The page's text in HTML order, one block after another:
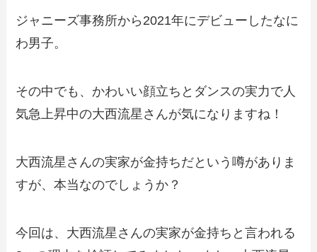
ジャニーズ事務所から2021年にデビューしたなに
わ男子。
その中でも、かわいい顔立ちとダンスの実力で人
気急上昇中の大西流星さんが気になりますね！
大西流星さんの実家が金持ちだという噂がありま
すが、本当なのでしょうか？
今回は、大西流星さんの実家が金持ちと言われる